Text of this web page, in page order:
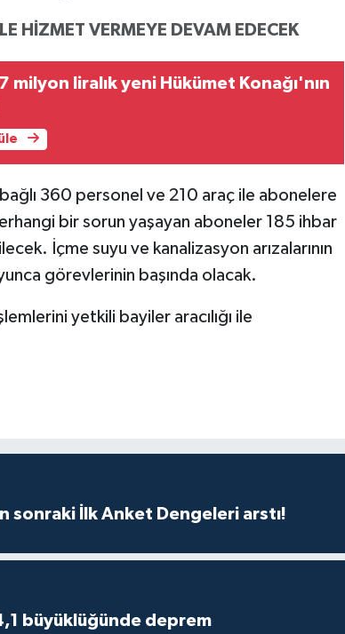
HİZMET VERMEYE DEVAM EDECEK
milyon liralık yeni Hükümet Konağı'nın
bağlı 360 personel ve 210 araç ile abonelere
bir sorun yaşayan aboneler 185 ihbar
İçme suyu ve kanalizasyon arızalarının
görevlerinin başında olacak.
yetkili bayiler aracılığı ile
sonraki İlk Anket Dengeleri arstı!
büyüklüğünde deprem